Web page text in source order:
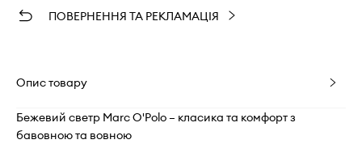
ПОВЕРНЕННЯ ТА РЕКЛАМАЦІЯ
Опис товару
Бежевий светр Marc O'Polo – класика та комфорт з
бавовною та вовною